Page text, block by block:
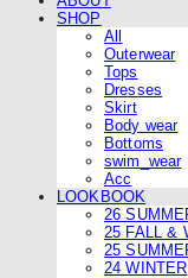
SHOP
All
Outerwear
Tops
Dresses
Skirt
Body wear
Bottoms
swim_wear
Acc
LOOKBOOK
26
25 FALL &
25
24 WINTER